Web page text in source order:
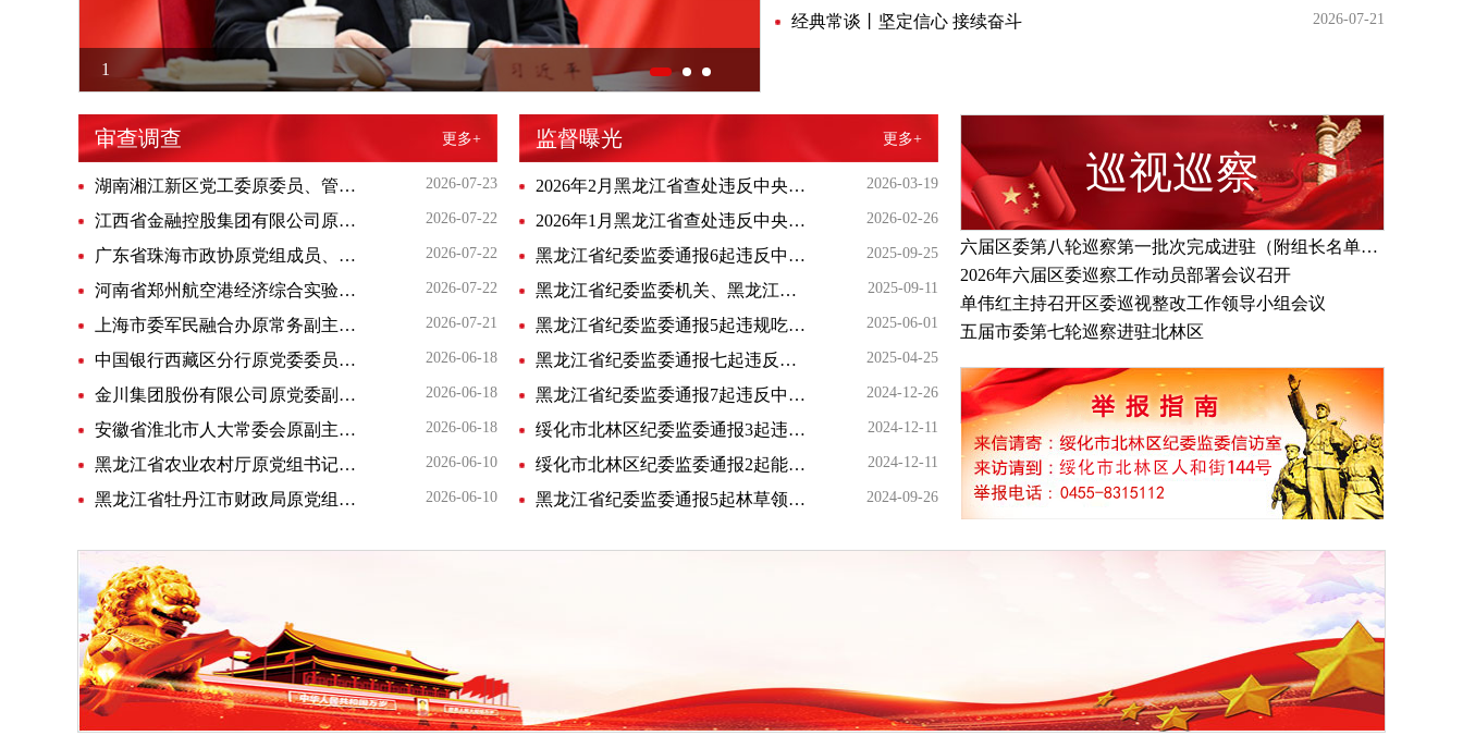
1
经典常谈丨坚定信心 接续奋斗 2026-07-21
审查调查 更多+
湖南湘江新区党工委原委员、管委会原副主任郭力夫接受纪律审查和监察调查 2026-07-23
江西省金融控股集团有限公司原党委书记、董事长齐伟被开除党籍 2026-07-22
广东省珠海市政协原党组成员、专职常委张宜生接受纪律审查和监察调查 2026-07-22
河南省郑州航空港经济综合实验区原党工委委员、管委会副主任张红军被开除党籍和公职 2026-07-22
上海市委军民融合办原常务副主任彭崧被开除党籍和公职 2026-07-21
中国银行西藏区分行原党委委员、副行长谢尔京接受纪律审查和监察调查 2026-06-18
金川集团股份有限公司原党委副书记、总经理李尚勇接受审查调查 2026-06-18
安徽省淮北市人大常委会原副主任杨彦颖被开除党籍 2026-06-18
黑龙江省农业农村厅原党组书记、厅长王金会接受纪律审查和监察调查 2026-06-10
黑龙江省牡丹江市财政局原党组成员、副局长于海主动投案接受纪律审查和监察调查 2026-06-10
监督曝光 更多+
2026年2月黑龙江省查处违反中央八项规定精神问题764起 2026-03-19
2026年1月黑龙江省查处违反中央八项规定精神问题914起 2026-02-26
黑龙江省纪委监委通报6起违反中央八项规定精神典型问题 2025-09-25
黑龙江省纪委监委机关、黑龙江省公安厅关于6起惩治诬告陷害典型案例的通报 2025-09-11
黑龙江省纪委监委通报5起违规吃喝典型问题 2025-06-01
黑龙江省纪委监委通报七起违反中央八项规定精神典型问题 2025-04-25
黑龙江省纪委监委通报7起违反中央八项规定精神典型问题 2024-12-26
绥化市北林区纪委监委通报3起违反中央八项规定精神典型问题 2024-12-11
绥化市北林区纪委监委通报2起能力作风典型案例 2024-12-11
黑龙江省纪委监委通报5起林草领域违纪违法典型案例 2024-09-26
巡视巡察
六届区委第八轮巡察第一批次完成进驻（附组长名单、联系方式）
2026年六届区委巡察工作动员部署会议召开
单伟红主持召开区委巡视整改工作领导小组会议
五届市委第七轮巡察进驻北林区